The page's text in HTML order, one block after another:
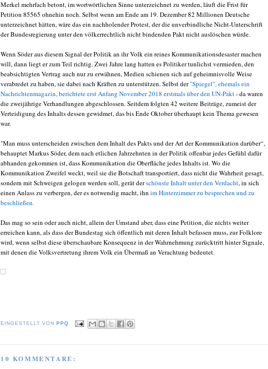
Merkel mehrfach betont, im wortwörtlichen Sinne unterzeichnet zu werden, läuft die Frist für
Petition 85565 ohnehin noch. Selbst wenn am Ende am 19. Dezember 82 Millionen Deutsche
unterzeichnet hätten, wäre das ein nachholender Protest, der die unverbindliche Nicht-Unterschrift
der Bundesregierung unter den völkerrechtlich nicht bindenden Pakt nicht auslöschen würde.
Wenn Söder aus diesem Signal der Politik an ihr Volk ein reines Kommunikationsdesaster machen
will, dann liegt er zum Teil richtig. Zwei Jahre lang hatten es Politiker tunlichst vermieden, den
beabsichtigten Vertrag auch nur zu erwähnen, Medien schienen sich auf geheimnisvolle Weise
verabredet zu haben, sie dabei nach Kräften zu unterstützen. Selbst der"Spiegel", ehemals ein
Nachrichtenmagazin, berichtete erst Anfang November 2018 erstmals über den UN-Pakt- da waren
die zweijährige Verhandlungen abgeschlossen. Seitdem folgten 42 weitere Beiträge, zumeist der
Verteidigung des Inhalts dessen gewidmet, das bis Ende Oktober überhaupt kein Thema gewesen
war.
"Man muss unterscheiden zwischen dem Inhalt des Pakts und der Art der Kommunikation darüber“,
behauptet Markus Söder, dem nach etlichen Jahrzehnten in der Politik offenbar jedes Gefühl dafür
abhanden gekommen ist, dass Kommunikation die Oberfläche jedes Inhalts ist. Wo die
Kommunikation Zweifel weckt, weil sie die Botschaft transportiert, dass nicht die Wahrheit gesagt,
sondern mit Schweigen gelogen werden soll, gerät derschönste Inhalt unter den Verdacht, in sich
einen Anlass zu verbergen, der es notwendig macht, ihn im Hinterzimmer zu besprechen und zu
beschließen.
Das mag so sein oder auch nicht, allein der Umstand aber, dass eine Petition, die nichts weiter
erreichen kann, als dass der Bundestag sich öffentlich mit deren Inhalt befassen muss, zur Folklore
wird, wenn selbst diese überschaubare Konsequenz in der Wahrnehmung zurücktritt hinter Signale,
mit denen die Volksvertretung ihrem Volk ein Übermaß an Verachtung bedeutet.
EINGESTELLT VONPPQ
10 KOMMENTARE: